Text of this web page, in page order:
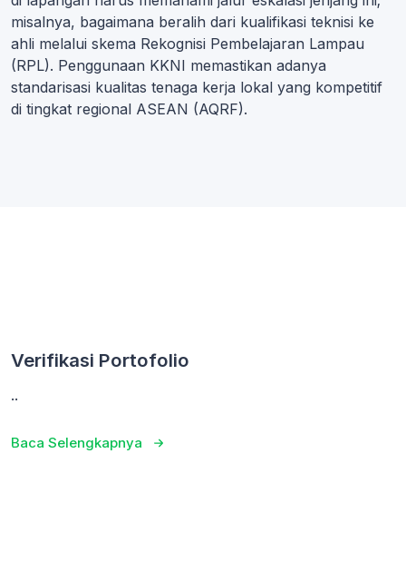
misalnya, bagaimana beralih dari kualifikasi teknisi ke
ahli melalui skema Rekognisi Pembelajaran Lampau
(RPL). Penggunaan KKNI memastikan adanya
standarisasi kualitas tenaga kerja lokal yang kompetitif
di tingkat regional ASEAN (AQRF).
Verifikasi Portofolio
..
Baca Selengkapnya